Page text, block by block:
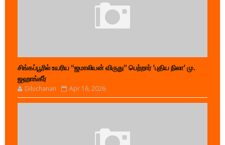
சிங்கப்பூரில் உயரிய “ஜமாலியன் விருது” பெற்றார் 'புதிய நிலா' மு.
ஜஹாங்கீர்
Diluchanan Apr 16, 2026